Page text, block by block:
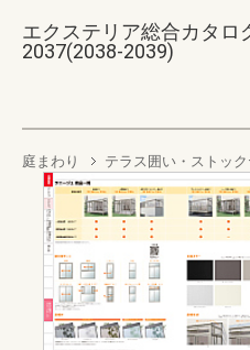
エクステリア総合カタロ
2037(2038-2039)
庭まわり テラス囲い・ストック